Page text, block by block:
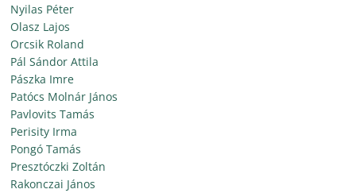
Nyilas Péter
Olasz Lajos
Orcsik Roland
Pál Sándor Attila
Pászka Imre
Patócs Molnár János
Pavlovits Tamás
Perisity Irma
Pongó Tamás
Presztóczki Zoltán
Rakonczai János